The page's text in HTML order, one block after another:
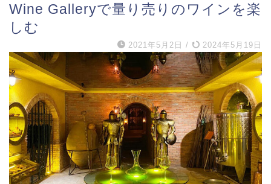
Wine Galleryで量り売りのワインを楽
しむ
2021年5月2日 / 2024年5月19日